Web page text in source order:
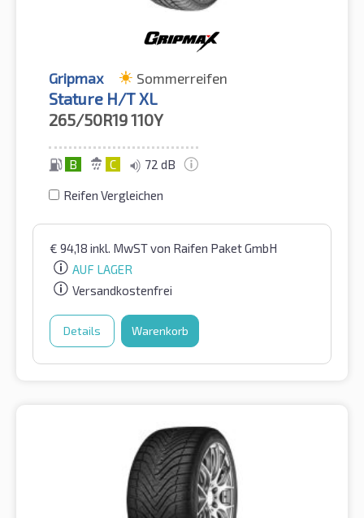
Gripmax Sommerreifen
Stature H/T XL
265/50R19110Y
B C 72 dB
Reifen Vergleichen
€ 94,18 inkl. MwSTvon Raifen Paket GmbH
AUF LAGER
Versandkostenfrei
Details Warenkorb